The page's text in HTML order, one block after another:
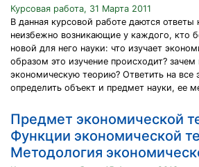
Курсовая работа, 31 Марта 2011
В данная курсовой работе даются ответы
неизбежно возникающие у каждого, кто
новой для него науки: что изучает
образом это изучение происходит? зачем
экономическую теорию? Ответить на все
определить объект и предмет науки, ее
Предмет экономической
Функции экономической
Методология